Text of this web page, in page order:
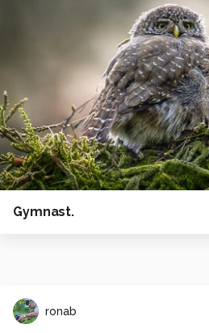
Gymnast.
ronab